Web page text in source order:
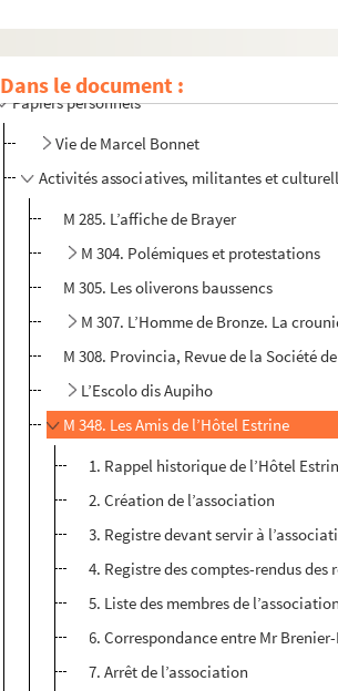
Dans le document :
Papiers personnels
Vie de Marcel Bonnet
Activités associatives, militantes et
M 285. L’affiche de Brayer
M 304. Polémiques et protestations
M 305. Les oliverons baussencs
M 307. L’Homme de Bronze. La
M 308. Provincia, Revue de la Société
L’Escolo dis Aupiho
M 348. Les Amis de l’Hôtel Estrine
1. Rappel historique de l’Hôtel
2. Création de l’association
3. Registre devant servir à
4. Registre des comptes-rendus des
5. Liste des membres de
6. Correspondance entre Mr
7. Arrêt de l’association